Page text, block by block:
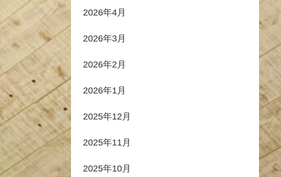
2026年4月
2026年3月
2026年2月
2026年1月
2025年12月
2025年11月
2025年10月